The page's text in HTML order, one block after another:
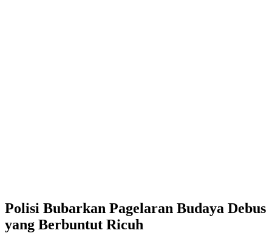
Polisi Bubarkan Pagelaran Budaya Debus
yang Berbuntut Ricuh